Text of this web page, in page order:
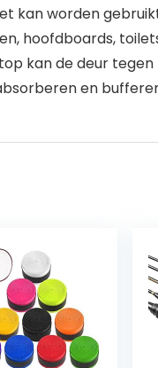
kan worden
hoofdboards,
kan de deur
en